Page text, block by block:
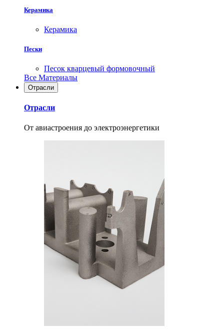
Керамика
Керамика
Пески
Песок кварцевый формовочный
Все Материалы
Отрасли
Отрасли
От авиастроения до электроэнергетики